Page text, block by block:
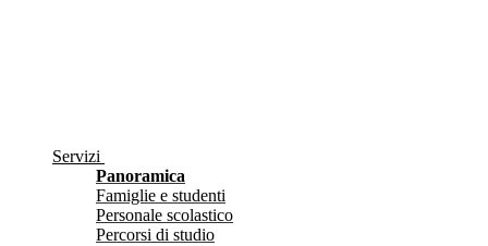
Servizi
Panoramica
Famiglie e studenti
Personale scolastico
Percorsi di studio